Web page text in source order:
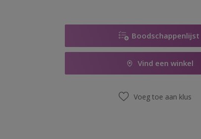
Boodschappenlijst
Vind een winkel
Voeg toe aan klus